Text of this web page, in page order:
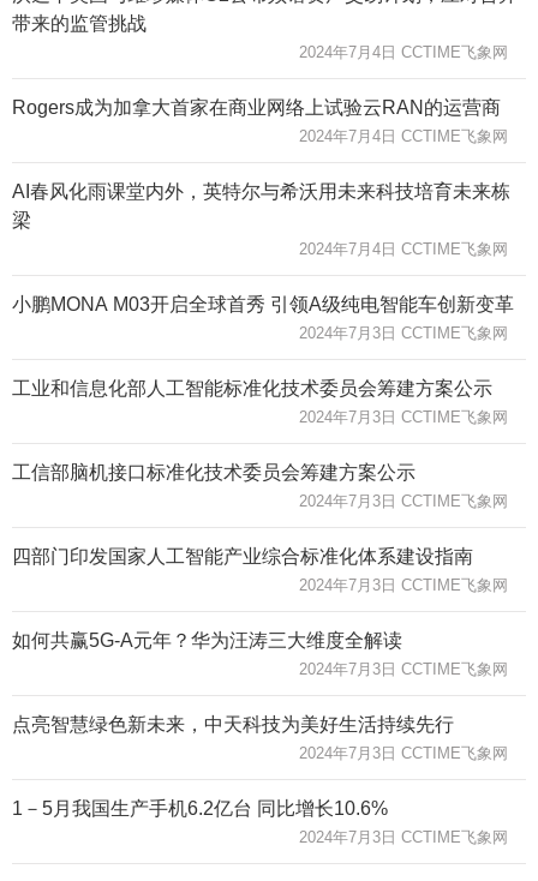
带来的监管挑战
2024年7月4日 CCTIME飞象网
Rogers成为加拿大首家在商业网络上试验云RAN的运营商
2024年7月4日 CCTIME飞象网
AI春风化雨课堂内外，英特尔与希沃用未来科技培育未来栋
梁
2024年7月4日 CCTIME飞象网
小鹏MONA M03开启全球首秀 引领A级纯电智能车创新变革
2024年7月3日 CCTIME飞象网
工业和信息化部人工智能标准化技术委员会筹建方案公示
2024年7月3日 CCTIME飞象网
工信部脑机接口标准化技术委员会筹建方案公示
2024年7月3日 CCTIME飞象网
四部门印发国家人工智能产业综合标准化体系建设指南
2024年7月3日 CCTIME飞象网
如何共赢5G-A元年？华为汪涛三大维度全解读
2024年7月3日 CCTIME飞象网
点亮智慧绿色新未来，中天科技为美好生活持续先行
2024年7月3日 CCTIME飞象网
1－5月我国生产手机6.2亿台 同比增长10.6%
2024年7月3日 CCTIME飞象网